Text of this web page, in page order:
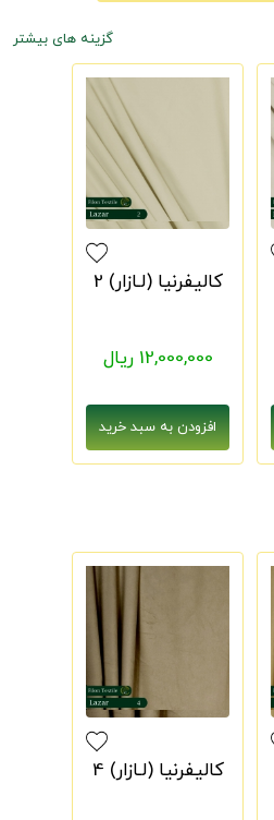
گزینه های بیشتر
کالیفرنیا (لـازار) 2
12,000,000 ریال
کالیفرنیا (لـازار) 4